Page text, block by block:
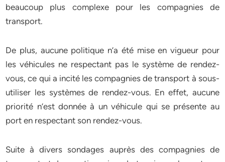
beaucoup plus complexe pour les compagnies de
transport.
De plus, aucune politique n’a été mise en vigueur pour
les véhicules ne respectant pas le système de rendez-
vous, ce qui a incité les compagnies de transport à sous-
utiliser les systèmes de rendez-vous. En effet, aucune
priorité n’est donnée à un véhicule qui se présente au
port en respectant son rendez-vous.
Suite à divers sondages auprès des compagnies de